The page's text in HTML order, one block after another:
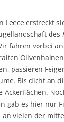
Leece erstreckt
des
fahren vorbei
passieren
Bis dicht an
Ackerflächen.
gab es hier nur
an vielen der